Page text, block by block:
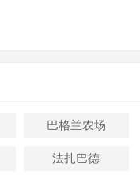
巴格兰农场
法扎巴德